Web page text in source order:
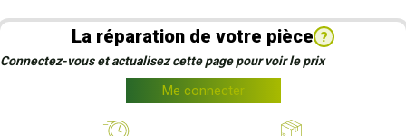
La réparation de votre pièce ?
Connectez-vous et actualisez cette page pour voir le prix
Me connecter